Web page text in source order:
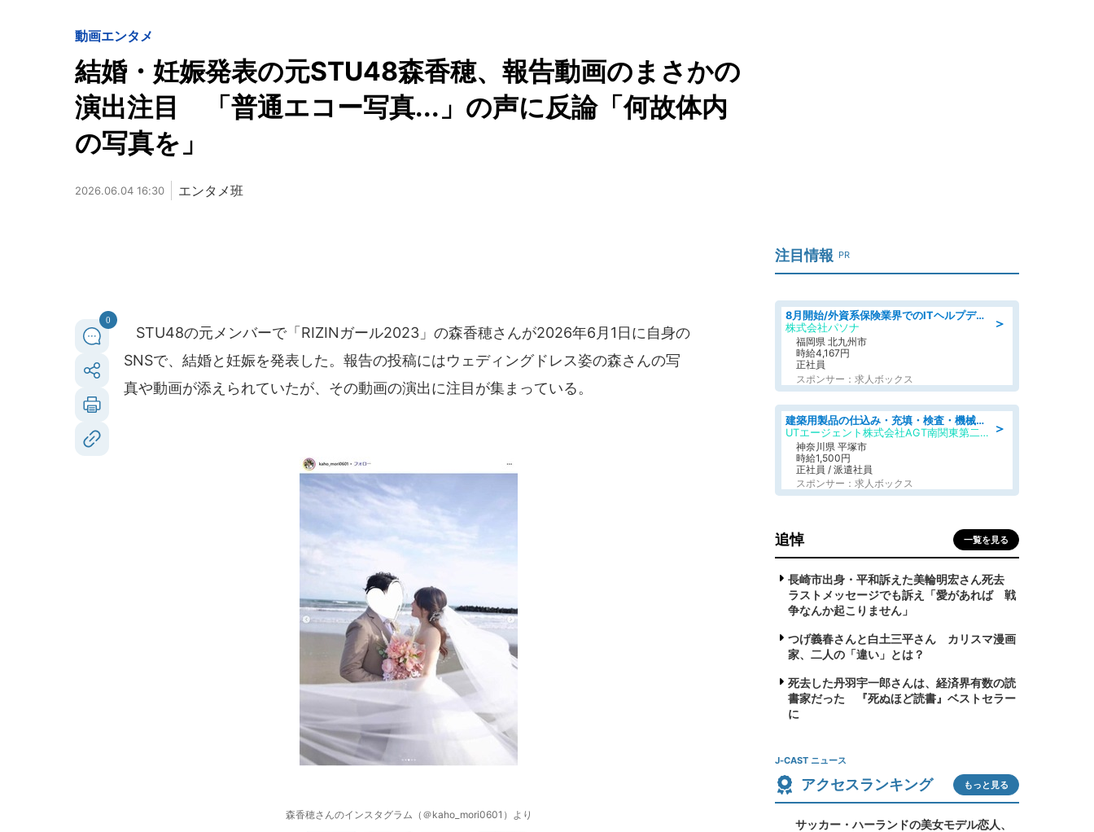
動画エンタメ
結婚・妊娠発表の元STU48森香穂、報告動画のまさかの
演出注目 「普通エコー写真...」の声に反論「何故体内
の写真を」
2026.06.04 16:30 エンタメ班
0
STU48の元メンバーで「RIZINガール2023」の森香穂さんが2026年6月1日に自身の
SNSで、結婚と妊娠を発表した。報告の投稿にはウェディングドレス姿の森さんの写
真や動画が添えられていたが、その動画の演出に注目が集まっている。
森香穂さんのインスタグラム（＠kaho_mori0601）より
注目情報 PR
＞
8月開始/外資系保険業界でのITヘルプデスク業務/駅近/即日勤務可/ヘルプデスク
株式会社パソナ
福岡県 北九州市
時給4,167円
正社員
スポンサー：求人ボックス
＞
建築用製品の仕込み・充填・検査・機械操作/寮完備/日払い/工場・製造
UTエージェント株式会社AGT南関東第二CU
神奈川県 平塚市
時給1,500円
正社員 / 派遣社員
スポンサー：求人ボックス
追悼 一覧を見る
長崎市出身・平和訴えた美輪明宏さん死去
ラストメッセージでも訴え「愛があれば 戦
争なんか起こりません」
つげ義春さんと白土三平さん カリスマ漫画
家、二人の「違い」とは？
死去した丹羽宇一郎さんは、経済界有数の読
書家だった 『死ぬほど読書』ベストセラー
に
J-CAST ニュース
アクセスランキング もっと見る
サッカー・ハーランドの美女モデル恋人、